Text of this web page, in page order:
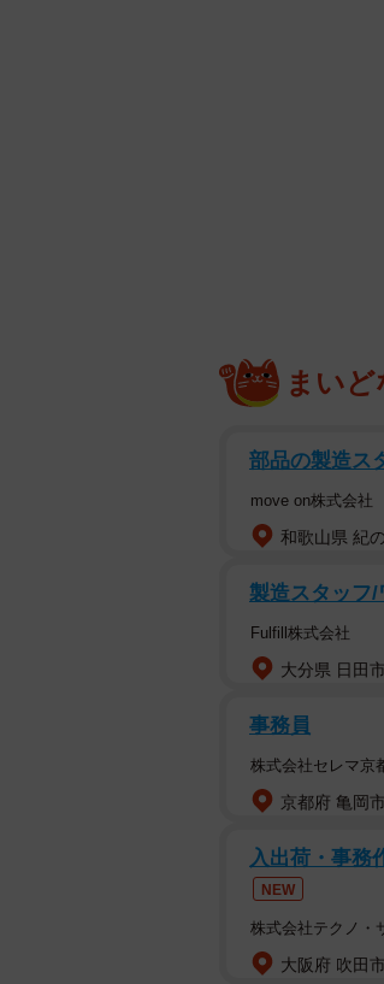
み）」。開発した
１）だ。「野球
「手にとったと
やフィット感は
だ。
「『皮』から『
く、ボールをつ
の中が蒸れませ
す。重さは牛革製
まい
部品の製造ス
move on株式会社
和歌山県 紀
製造スタッフ
Fulfill株式会社
大分県 日田市
事務員
株式会社セレマ京
京都府 亀岡市
入出荷・事務
NEW
株式会社テクノ・
大阪府 吹田市